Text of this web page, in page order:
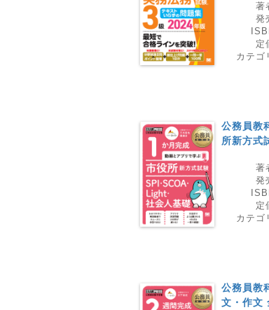
著
発
定
カテゴ
公務員教
所新方式
著
発
定
カテゴ
公務員教
文・作文